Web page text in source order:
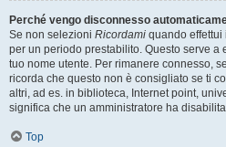
Perché vengo disconnesso
Se non selezioni Ricordami quando effettui
per un periodo prestabilito. Questo serve a
tuo nome utente. Per rimanere connesso,
ricorda che questo non è consigliato se ti
altri, ad es. in biblioteca, Internet point,
significa che un amministratore ha
Top